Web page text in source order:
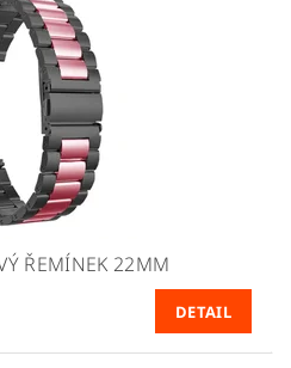
ŘEMÍNEK 22MM
DETAIL